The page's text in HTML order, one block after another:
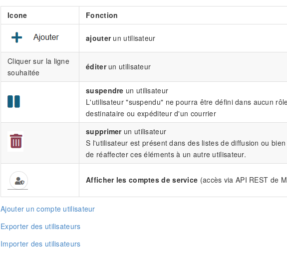
Icone Fonction
ajouterun utilisateur
Cliquer sur la ligne
souhaitée
éditerun utilisateur
suspendre un utilisateur
L'utilisateur "suspendu" ne pourra être défini dans aucun
destinataire ou expéditeur d'un courrier
supprimerun utilisateur
S l'utilisateur est présent dans des listes de diffusion ou
de réaffecter ces éléments à un autre utilisateur.
Afficher les comptes de service (accès via API REST de
Ajouter un compte utilisateur
Exporter des utilisateurs
Importer des utilisateurs